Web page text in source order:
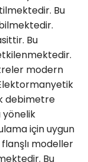
Bu
Bu
modern
debimetre
yönelik
için uygun
modeller
Bu